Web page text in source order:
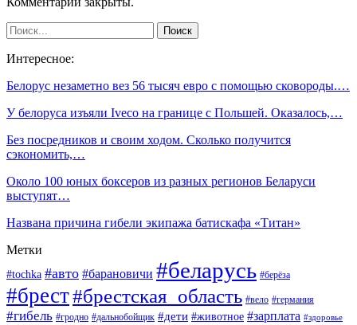
Интересное:
Белорус незаметно вез 56 тысяч евро с помощью сковороды.…
У белоруса изъяли Iveco на границе с Польшей. Оказалось,…
Без посредников и своим ходом. Сколько получится
сэкономить,…
Около 100 юных боксеров из разных регионов Беларуси
выступят…
Названа причина гибели экипажа батискафа «Титан»
Метки
#tochka #авто #барановичи #беларусь #берёза
#брест#брестская_область #вело #германия
#гибель #гродно #дальнобойщик #дети #животное #зарплата #здоровье